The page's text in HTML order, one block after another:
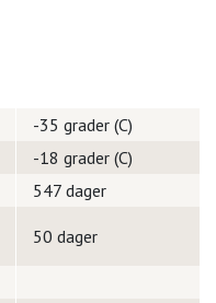
-35 grader (C)
-18 grader (C)
547 dager
50 dager